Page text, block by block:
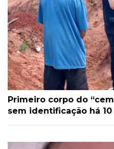
Primeiro corpo do
sem identificação há 10